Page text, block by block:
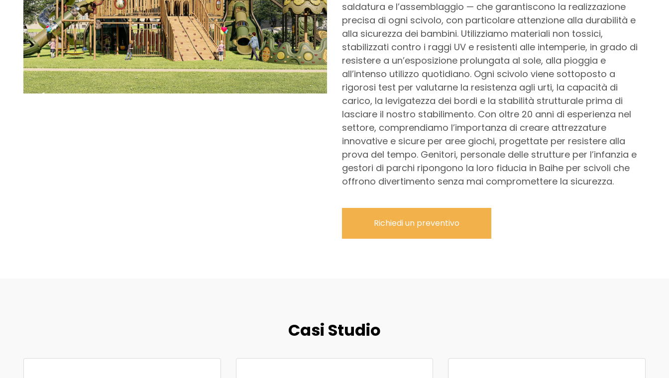
saldatura e l’assemblaggio — che garantiscono la realizzazione
precisa di ogni scivolo, con particolare attenzione alla durabilità e
alla sicurezza dei bambini. Utilizziamo materiali non tossici,
stabilizzati contro i raggi UV e resistenti alle intemperie, in grado di
resistere a un’esposizione prolungata al sole, alla pioggia e
all’intenso utilizzo quotidiano. Ogni scivolo viene sottoposto a
rigorosi test per valutarne la resistenza agli urti, la capacità di
carico, la levigatezza dei bordi e la stabilità strutturale prima di
lasciare il nostro stabilimento. Con oltre 20 anni di esperienza nel
settore, comprendiamo l’importanza di creare attrezzature
innovative e sicure per aree giochi, progettate per resistere alla
prova del tempo. Genitori, personale delle strutture per l’infanzia e
gestori di parchi ripongono la loro fiducia in Baihe per scivoli che
offrono divertimento senza mai compromettere la sicurezza.
Richiedi un preventivo
Casi Studio